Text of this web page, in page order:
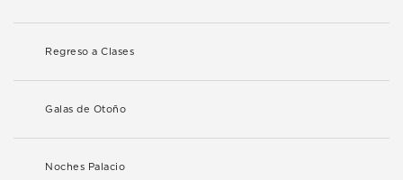
Regreso a Clases
Galas de Otoño
Noches Palacio